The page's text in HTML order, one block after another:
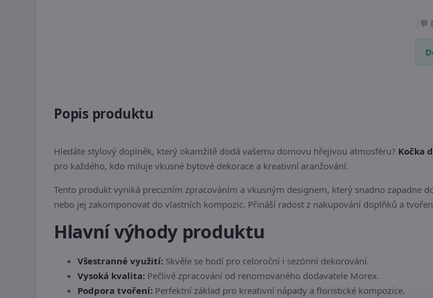
Popis produktu
Hledáte stylový doplněk, který okamžitě dodá vašemu domovu hřejivou atmosféru? Kočka
pro každého, kdo miluje vkusné bytové dekorace a kreativní aranžování.
Tento produkt vyniká precizním zpracováním a vkusným designem, který snadno zapadne
nebo jej zakomponovat do vlastních kompozic. Přináší radost z nakupování doplňků a
Hlavní výhody produktu
Všestranné využití: Skvěle se hodí pro celoroční i sezónní dekorování.
Vysoká kvalita: Pečlivé zpracování od renomovaného dodavatele Morex.
Podpora tvoření: Perfektní základ pro kreativní nápady a floristické kompozice.